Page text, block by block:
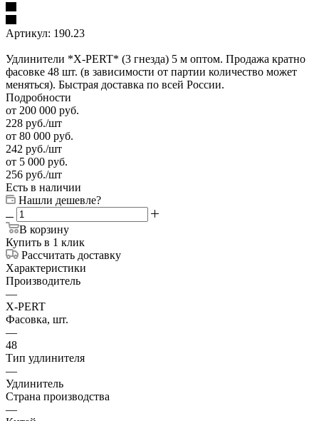
Артикул: 190.23
Удлинители *X-PERT* (3 гнезда) 5 м оптом. Продажа кратно
фасовке 48 шт. (в зависимости от партии количество может
меняться). Быстрая доставка по всей России.
Подробности
от 200 000 руб.
228 руб./шт
от 80 000 руб.
242 руб./шт
от 5 000 руб.
256 руб./шт
Есть в наличии
Нашли дешевле?
В корзину
Купить в 1 клик
Рассчитать доставку
Характеристики
Производитель
—
X-PERT
Фасовка, шт.
—
48
Тип удлинителя
—
Удлинитель
Страна производства
—